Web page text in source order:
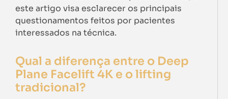
este artigo visa esclarecer os principais
questionamentos feitos por pacientes
interessados na técnica.
Qual a diferença entre o Deep
Plane Facelift 4K e o lifting
tradicional?